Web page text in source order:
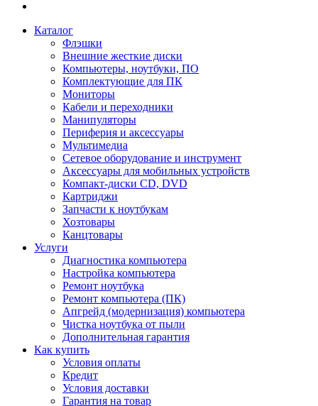
Каталог
Флэшки
Внешние жесткие диски
Компьютеры, ноутбуки, ПО
Комплектующие для ПК
Мониторы
Кабели и переходники
Манипуляторы
Периферия и аксессуары
Мультимедиа
Сетевое оборудование и инструмент
Аксессуары для мобильных устройств
Компакт-диски CD, DVD
Картриджи
Запчасти к ноутбукам
Хозтовары
Канцтовары
Услуги
Диагностика компьютера
Настройка компьютера
Ремонт ноутбука
Ремонт компьютера (ПК)
Апгрейд (модернизация) компьютера
Чистка ноутбука от пыли
Дополнительная гарантия
Как купить
Условия оплаты
Кредит
Условия доставки
Гарантия на товар